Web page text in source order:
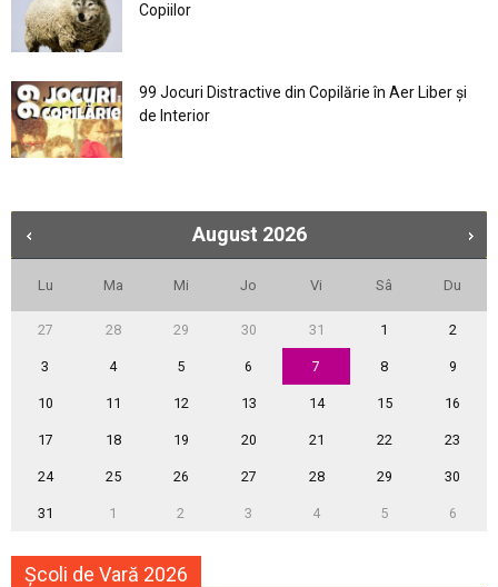
Copiilor
99 Jocuri Distractive din Copilărie în Aer Liber şi
de Interior
August 2026
Lu Ma Mi Jo Vi Sâ Du
27 28 29 30 31 1 2
3 4 5 6 7 8 9
10 11 12 13 14 15 16
17 18 19 20 21 22 23
24 25 26 27 28 29 30
31 1 2 3 4 5 6
Școli de Vară 2026